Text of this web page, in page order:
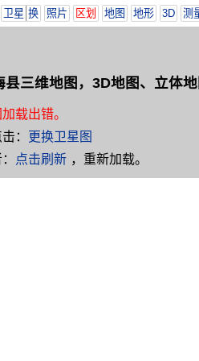
卫星 换 照片 区划 地图 地形 3D 测
县三维地图，3D地图、立体地
载出错。
：
更换卫星图
点击刷新 ，重新加载。